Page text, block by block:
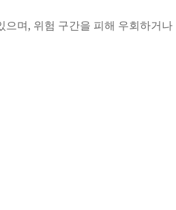
며, 위험 구간을 피해 우회하거